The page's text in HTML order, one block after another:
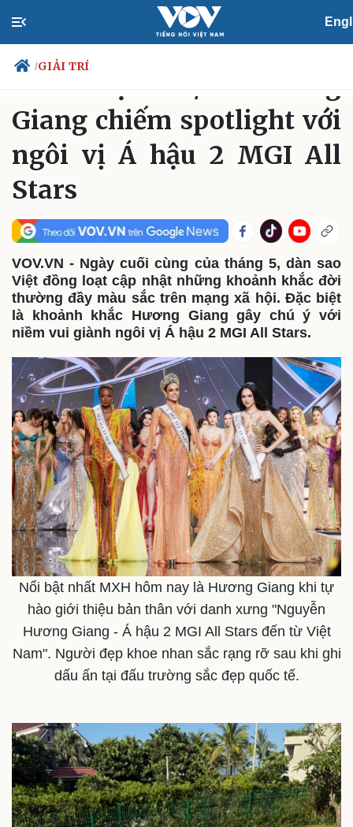
/GIẢI TRÍ
Chính trị
Tổ chức nhân sự
Nhận diện sự thật
Xã hội
Dấu ấn VOV
Việc làm
Biển đảo
Giang chiếm spotlight với
ngôi vị Á hậu 2 MGI All
Stars
VOV.VN - Ngày cuối cùng của tháng 5, dàn sao
Việt đồng loạt cập nhật những khoảnh khắc đời
thường đầy màu sắc trên mạng xã hội. Đặc biệt
là khoảnh khắc Hương Giang gây chú ý với
niềm vui giành ngôi vị Á hậu 2 MGI All Stars.
Nổi bật nhất MXH hôm nay là Hương Giang khi tự
hào giới thiệu bản thân với danh xưng "Nguyễn
Hương Giang - Á hậu 2 MGI All Stars đến từ Việt
Nam". Người đẹp khoe nhan sắc rạng rỡ sau khi ghi
dấu ấn tại đấu trường sắc đẹp quốc tế.